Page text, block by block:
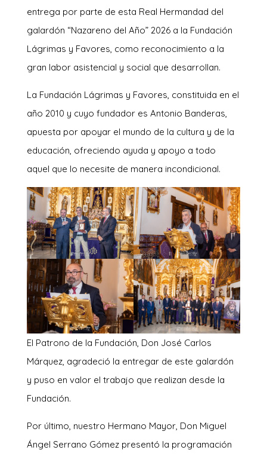
entrega por parte de esta Real Hermandad del
galardón “Nazareno del Año” 2026 a la Fundación
Lágrimas y Favores, como reconocimiento a la
gran labor asistencial y social que desarrollan.
La Fundación Lágrimas y Favores, constituida en el
año 2010 y cuyo fundador es Antonio Banderas,
apuesta por apoyar el mundo de la cultura y de la
educación, ofreciendo ayuda y apoyo a todo
aquel que lo necesite de manera incondicional.
El Patrono de la Fundación, Don José Carlos
Márquez, agradeció la entregar de este galardón
y puso en valor el trabajo que realizan desde la
Fundación.
Por último, nuestro Hermano Mayor, Don Miguel
Ángel Serrano Gómez presentó la programación